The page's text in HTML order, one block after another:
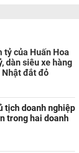
tỷ của Huấn Hoa
dàn siêu xe hàng
Nhật đắt đỏ
tịch doanh nghiệp
trong hai doanh